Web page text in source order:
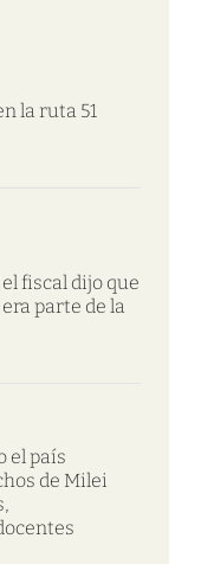
la ruta 51
fiscal dijo que
parte de la
el país
de Milei